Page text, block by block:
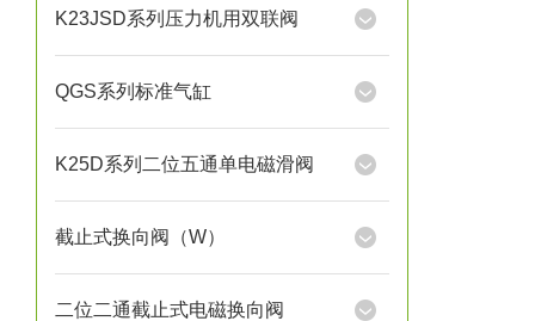
K23JSD系列压力机用双联阀
QGS系列标准气缸
K25D系列二位五通单电磁滑阀
截止式换向阀（W）
二位二通截止式电磁换向阀